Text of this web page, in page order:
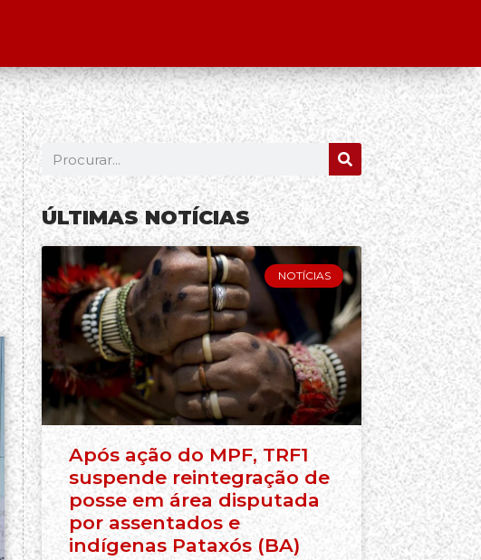
ÚLTIMAS NOTÍCIAS
NOTÍCIAS
Após ação do MPF, TRF1
suspende reintegração de
posse em área disputada
por assentados e
indígenas Pataxós (BA)